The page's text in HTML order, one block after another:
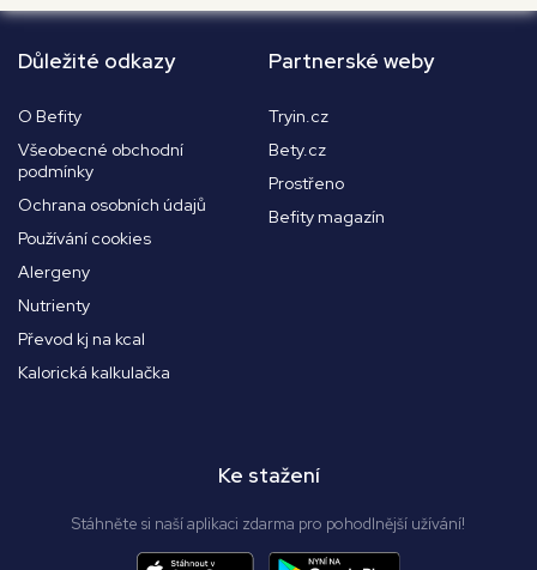
Důležité odkazy
O Befity
Všeobecné obchodní
podmínky
Ochrana osobních údajů
Používání cookies
Alergeny
Nutrienty
Převod kj na kcal
Kalorická kalkulačka
Partnerské weby
Tryin.cz
Bety.cz
Prostřeno
Befity magazín
Ke stažení
Stáhněte si naší aplikaci zdarma pro pohodlnější užívání!